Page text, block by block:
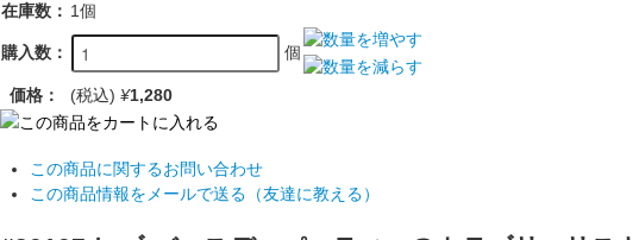
在庫数： 1個
購入数： 個
価格： (税込) ¥1,280
この商品に関するお問い合わせ
この商品情報をメールで送る（友達に教える）